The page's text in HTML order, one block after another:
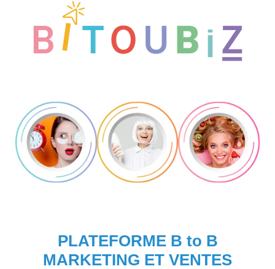
PLATEFORME B to B
MARKETING ET VENTES